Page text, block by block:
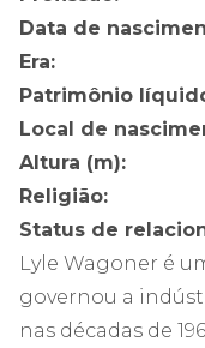
Data de
Era:
Patrimônio
Local de
Altura (m):
Religião:
Status de
Lyle Wagoner é
governou a
nas décadas de